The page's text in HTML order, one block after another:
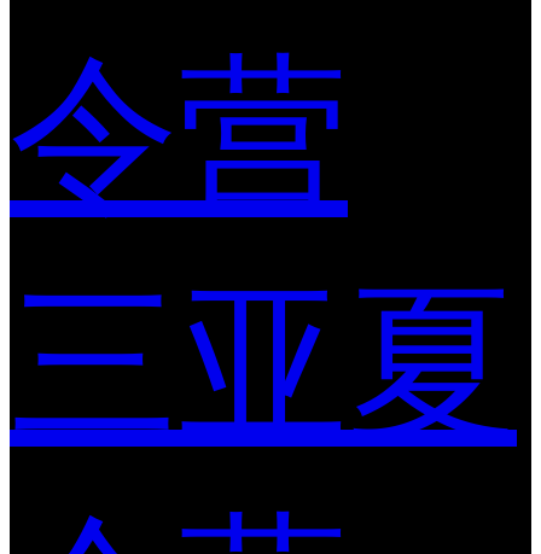
令营
三亚夏